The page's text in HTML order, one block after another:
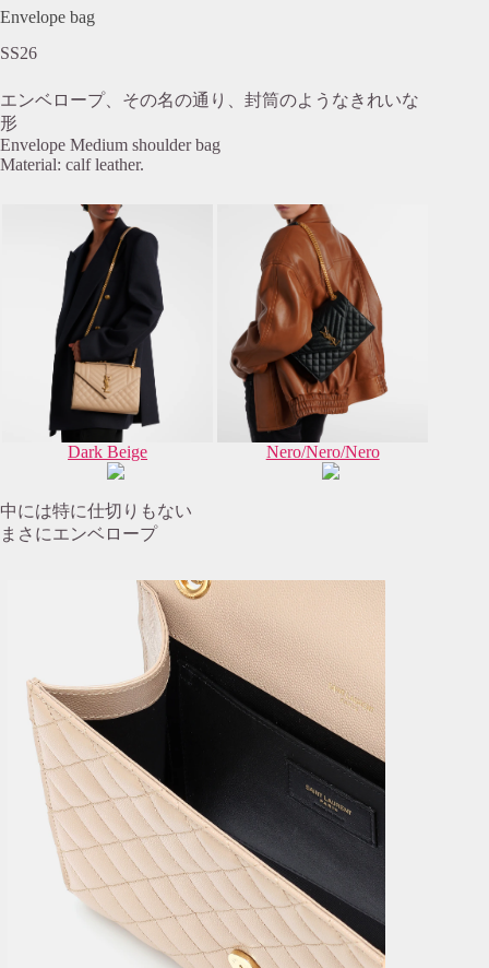
Envelope bag
SS26
エンベロープ、その名の通り、封筒のようなきれいな
形
Envelope Medium shoulder bag
Material: calf leather.
Dark Beige Nero/Nero/Nero
中には特に仕切りもない
まさにエンベロープ